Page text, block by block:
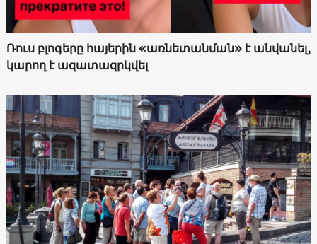
Ռուս բլոգերը հայերին «առնետանման» է անվանել,
կարող է ազատազրկվել